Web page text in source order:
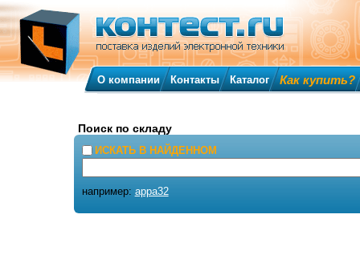
О компании Контакты Каталог Как купить?
Поиск по складу
ИСКАТЬ В НАЙДЕННОМ
например: appa32